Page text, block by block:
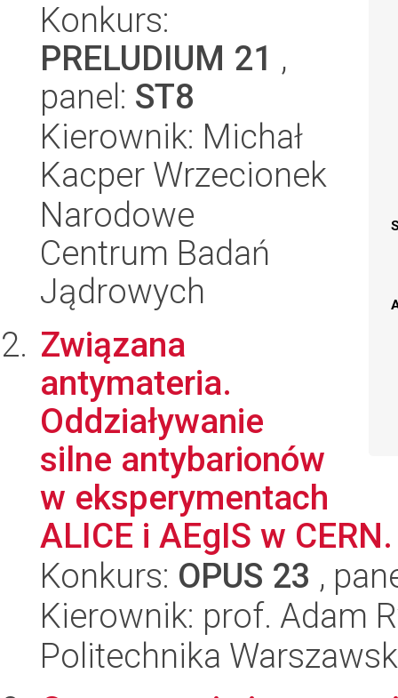
Konkurs:
PRELUDIUM 21 ,
panel: ST8
Kierownik: Michał
Kacper Wrzecionek
Narodowe
Centrum Badań
Jądrowych
Związana
antymateria.
Oddziaływanie
silne antybarionów
w eksperymentach
ALICE i AEgIS w CERN.
Konkurs: OPUS 23 ,
Kierownik: prof. Adam
Politechnika